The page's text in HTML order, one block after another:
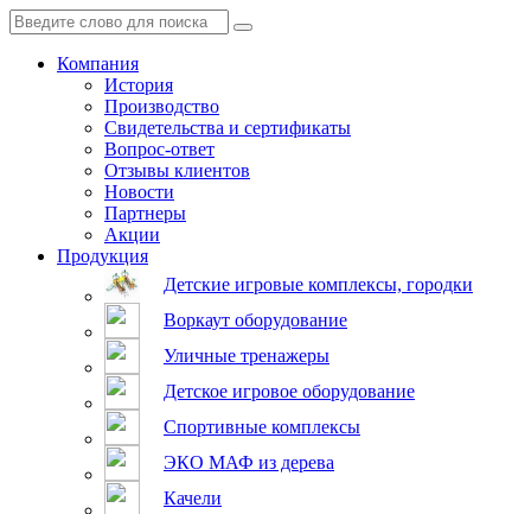
Компания
История
Производство
Свидетельства и сертификаты
Вопрос-ответ
Отзывы клиентов
Новости
Партнеры
Акции
Продукция
Детские игровые комплексы, городки
Воркаут оборудование
Уличные тренажеры
Детское игровое оборудование
Спортивные комплексы
ЭКО МАФ из дерева
Качели